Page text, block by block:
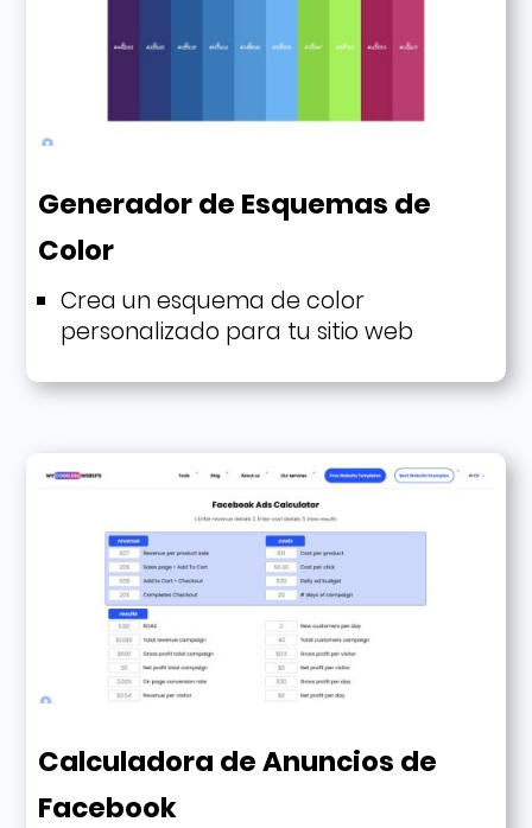
Generador de Esquemas de
Color​
Crea un esquema de color
personalizado para tu sitio web
Calculadora de Anuncios de
Facebook